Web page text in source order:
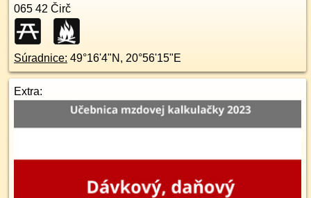
065 42 Čirč
Súradnice: 49°16'4"N , 20°56'15"E
Extra: